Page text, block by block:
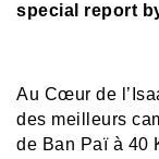
special report
Au Cœur de
des meilleurs
de Ban Paï à 40